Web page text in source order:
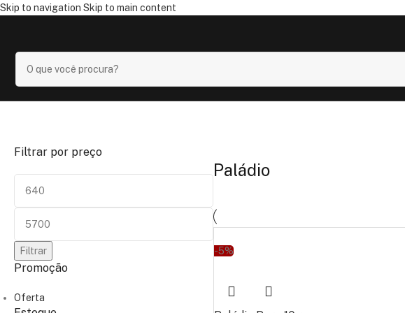
Skip to navigation Skip to main content
Filtrar por preço
Filtrar
Promoção
Oferta
Paládio
-5%